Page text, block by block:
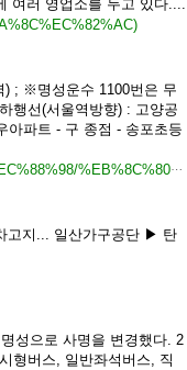
여러 영업소를 두고 있다....
) ; ※명성운수 1100번은 무
행선(서울역방향) : 고양공
아파트 - 구 종점 - 송포초등
https://lover8909.tistory.com/m/category/%EB%AA%85%EC%84%B1%EC%9A%B4%EC%88%98/%EB%8C%80%ED%99%94%EA%B3%B5%EC%98%81%EC%98%81%EC%97%85%EC%86%8C
고지... 일산가구공단 ▶ 탄
성으로 사명을 변경했다. 2
형버스, 일반좌석버스, 직